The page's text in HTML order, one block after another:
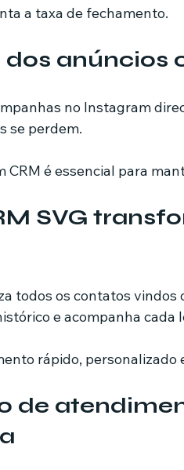
a taxa de fechamento.
anúncios
no Instagram
se perdem.
CRM é essencial para
SVG
todos os contatos vindos
e acompanha cada
rápido, personalizado
de